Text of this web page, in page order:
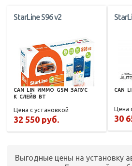
StarLine S96 v2
CAN LIN ИММО GSM ЗАПУС
К СЛЕЙВ BT
Цена с установкой
32 550 руб.
CAN
Цена
30
Выгодные цены на установку